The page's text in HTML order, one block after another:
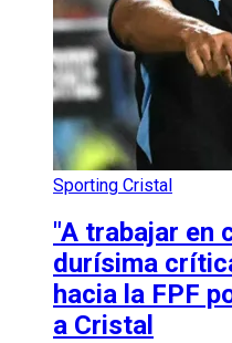
Sporting Cristal
"A trabajar en
durísima
hacia la FPF
a Cristal